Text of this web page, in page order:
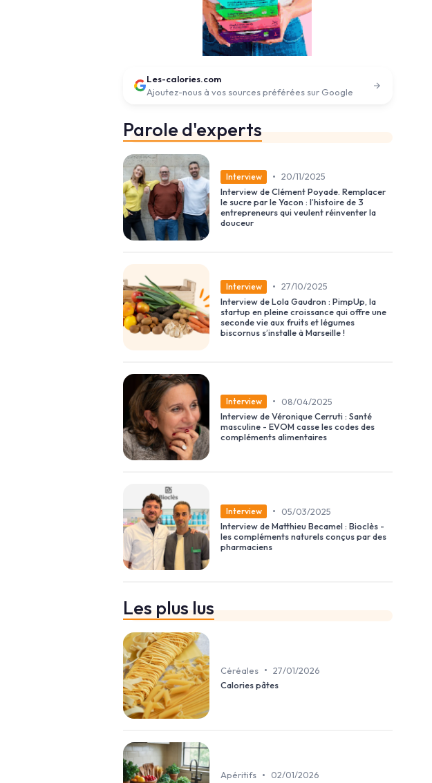
Les-calories.com
Ajoutez-nous à vos sources préférées sur Google
Parole d'experts
Interview • 20/11/2025
Interview de Clément Poyade. Remplacer
le sucre par le Yacon : l’histoire de 3
entrepreneurs qui veulent réinventer la
douceur
Interview • 27/10/2025
Interview de Lola Gaudron : PimpUp, la
startup en pleine croissance qui offre une
seconde vie aux fruits et légumes
biscornus s’installe à Marseille !
Interview •
08/04/2025
Interview de Véronique Cerruti : Santé
masculine - EVOM casse les codes des
compléments alimentaires
Interview •
05/03/2025
Interview de Matthieu Becamel : Bioclès -
les compléments naturels conçus par des
pharmaciens
Les plus lus
Céréales • 27/01/2026
Calories pâtes
Apéritifs •
02/01/2026